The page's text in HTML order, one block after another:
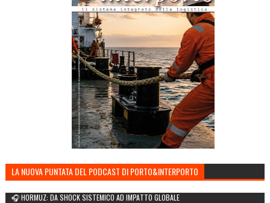
LA NUOVA PUNTATA DEL PODCAST DI PORTO&INTERPORTO
🎧 HORMUZ: DA SHOCK SISTEMICO AD IMPATTO GLOBALE